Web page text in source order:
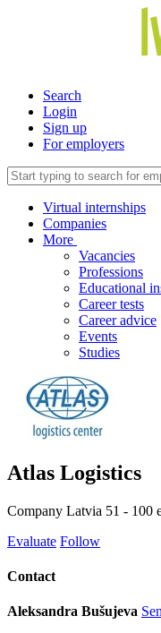
Search
Login
Sign up
For employers
Virtual internships
Companies
More
Vacancies
Professions
Educational
Career tests
Career advice
Events
Studies
Atlas Logistics
Company Latvia 51 - 100
Evaluate Follow
Contact
Aleksandra Bušujeva